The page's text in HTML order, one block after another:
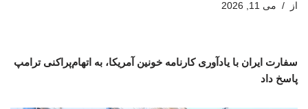
از می 11, 2026
سفارت ایران با یادآوری کارنامه خونین آمریکا، به اتهام‌پراکنی ترامپ
پاسخ داد